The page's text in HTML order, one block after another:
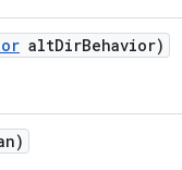
altDirBehavior)